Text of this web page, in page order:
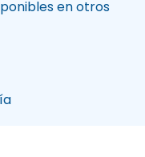
en otros